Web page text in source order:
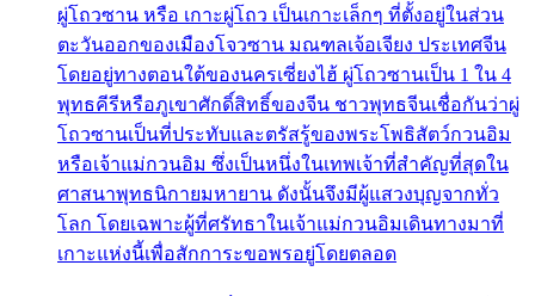
ผู่โถวซาน หรือ เกาะผู่โถว เป็นเกาะเล็กๆ ที่ตั้งอยู่ในส่วน
ตะวันออกของเมืองโจวซาน มณฑลเจ้อเจียง ประเทศจีน
โดยอยู่ทางตอนใต้ของนครเซี่ยงไฮ้ ผู่โถวซานเป็น 1 ใน 4
พุทธคีรีหรือภูเขาศักดิ์สิทธิ์ของจีน ชาวพุทธจีนเชื่อกันว่าผู่
โถวซานเป็นที่ประทับและตรัสรู้ของพระโพธิสัตว์กวนอิม
หรือเจ้าแม่กวนอิม ซึ่งเป็นหนึ่งในเทพเจ้าที่สำคัญที่สุดใน
ศาสนาพุทธนิกายมหายาน ดังนั้นจึงมีผู้แสวงบุญจากทั่ว
โลก โดยเฉพาะผู้ที่ศรัทธาในเจ้าแม่กวนอิมเดินทางมาที่
เกาะแห่งนี้เพื่อสักการะขอพรอยู่โดยตลอด